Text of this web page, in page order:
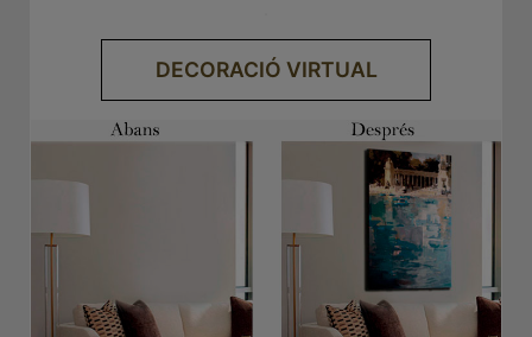
DECORACIÓ VIRTUAL